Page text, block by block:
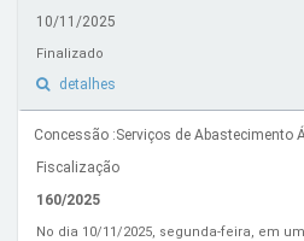
10/11/2025
Finalizado
detalhes
Concessão :Serviços de Abastecimento
Fiscalização
160/2025
No dia 10/11/2025, segunda-feira, em